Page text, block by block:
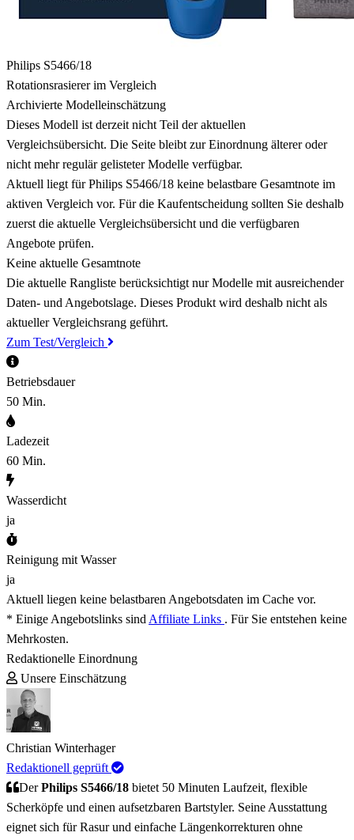
Philips S5466/18
Rotationsrasierer im Vergleich
Archivierte Modelleinschätzung
Dieses Modell ist derzeit nicht Teil der aktuellen
Vergleichsübersicht. Die Seite bleibt zur Einordnung älterer oder
nicht mehr regulär gelisteter Modelle verfügbar.
Aktuell liegt für Philips S5466/18 keine belastbare Gesamtnote im
aktiven Vergleich vor. Für die Kaufentscheidung sollten Sie deshalb
zuerst die aktuelle Vergleichsübersicht und die verfügbaren
Angebote prüfen.
Keine aktuelle Gesamtnote
Die aktuelle Rangliste berücksichtigt nur Modelle mit ausreichender
Daten- und Angebotslage. Dieses Produkt wird deshalb nicht als
aktueller Vergleichsrang geführt.
Zum Test/Vergleich
Betriebsdauer
50 Min.
Ladezeit
60 Min.
Wasserdicht
ja
Reinigung mit Wasser
ja
Aktuell liegen keine belastbaren Angebotsdaten im Cache vor.
* Einige Angebotslinks sind Affiliate Links . Für Sie entstehen keine
Mehrkosten.
Redaktionelle Einordnung
Unsere Einschätzung
Christian Winterhager
Redaktionell geprüft
DerPhilips S5466/18 bietet 50 Minuten Laufzeit, flexible
Scherköpfe und einen aufsetzbaren Bartstyler. Seine Ausstattung
eignet sich für Rasur und einfache Längenkorrekturen ohne